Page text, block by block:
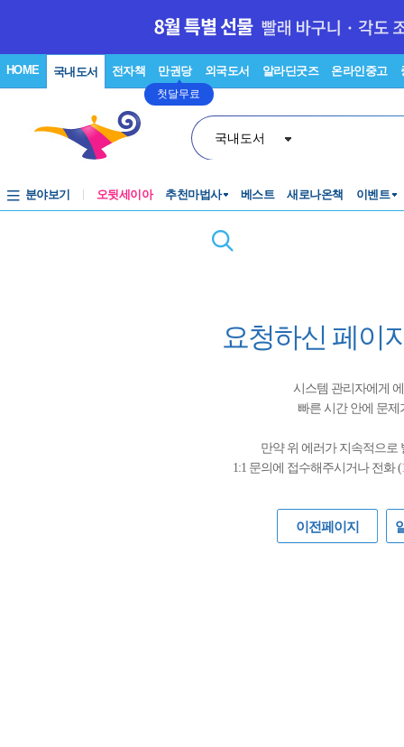
HOME 국내도서 전자책 만권당
첫달무료
외국도서 알라딘굿즈 온라인중고
국내도서
분야보기 오뒷세이아 추천마법사 베스트 새로나온책 이벤트
요청하신 페이
시스템 관리자에게
빠른 시간 안에 문
만약 위 에러가 지속적으로
1:1 문의에 접수해주시거나 전화 (
이전페이지